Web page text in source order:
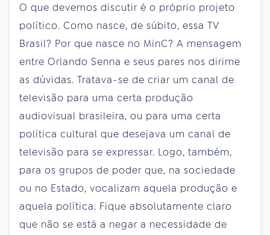
O que devemos discutir é o próprio projeto
político. Como nasce, de súbito, essa TV
Brasil? Por que nasce no MinC? A mensagem
entre Orlando Senna e seus pares nos dirime
as dúvidas. Tratava-se de criar um canal de
televisão para uma certa produção
audiovisual brasileira, ou para uma certa
política cultural que desejava um canal de
televisão para se expressar. Logo, também,
para os grupos de poder que, na sociedade
ou no Estado, vocalizam aquela produção e
aquela política. Fique absolutamente claro
que não se está a negar a necessidade de